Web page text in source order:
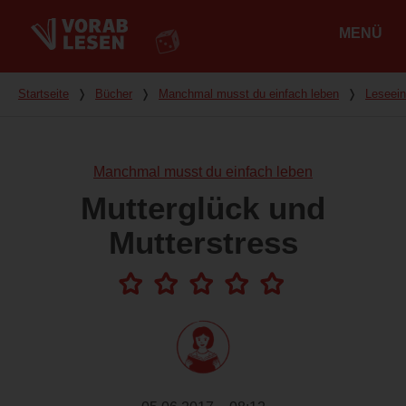
MENÜ
Du bist hier
Startseite ❭ Bücher ❭ Manchmal musst du einfach leben ❭
Manchmal musst du einfach leben
Mutterglück und
Mutterstress